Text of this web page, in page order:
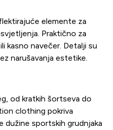
elemente za
Praktično za
kasno navečer. Detalji su
narušavanja estetike.
od kratkih šortseva do
clothing pokriva
dužine sportskih grudnjaka